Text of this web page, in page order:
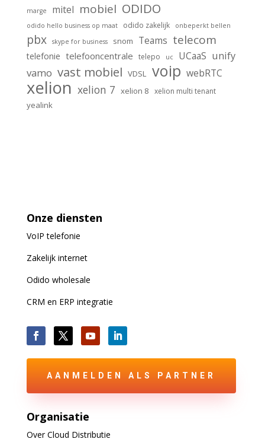
marge mitel mobiel ODIDO
odido hello business op maat odido zakelijk onbeperkt bellen
pbx skype for business snom Teams telecom
telefonie telefooncentrale telepo uc UCaaS unify
vamo vast mobiel VDSL voip webRTC
xelion xelion 7 xelion 8 xelion multi tenant
yealink
Onze diensten
VoIPtelefonie
Zakelijk internet
Odido wholesale
CRM en ERP integratie
AANMELDEN ALS PARTNER
Organisatie
Over Cloud Distributie